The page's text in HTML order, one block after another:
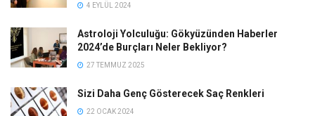
4 EYLÜL 2024
Astroloji Yolculuğu: Gökyüzünden Haberler
2024’de Burçları Neler Bekliyor?
27 TEMMUZ 2025
Sizi Daha Genç Gösterecek Saç Renkleri
22 OCAK 2024